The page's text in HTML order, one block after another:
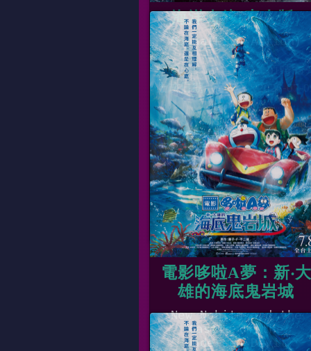
海洋奇緣(真人版)
Moana(Live Action)
片長
01時55
上映日期
2026-07-
數位、國
15:20
電影哆啦A夢：新‧大
雄的海底鬼岩城
New Nobita and the
Castle of the
Undersea Devil